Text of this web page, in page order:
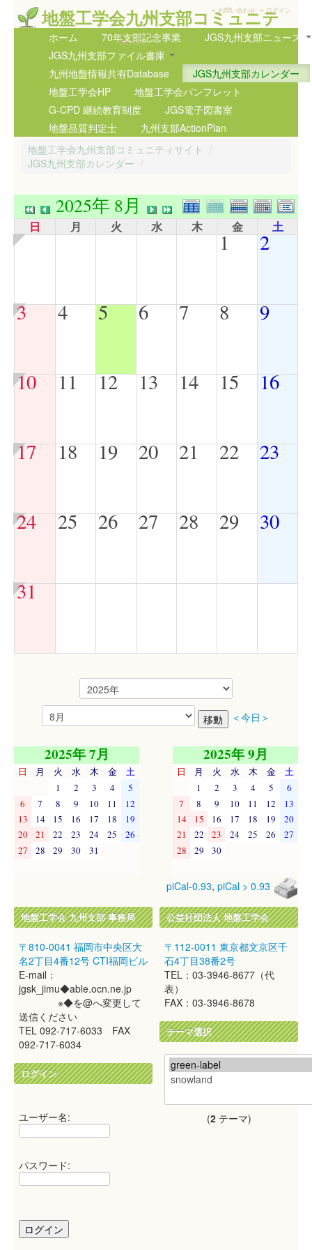
地盤工学会九州支部コミュニテ
ィサイト
5th GIG
» お問い合わせ » ログイン
ホーム 70年支部記念事業
JGS九州支部ニュース
JGS九州支部ファイル書庫
九州地盤情報共有Database
JGS九州支部カレンダー
地盤工学会HP
地盤工学会パンフレット
G-CPD 継続教育制度
JGS電子図書室
地盤品質判定士
九州支部ActionPlan
地盤工学会九州支部コミュニティサイト /
JGS九州支部カレンダー /
2025年 8月
日 月 火 水 木 金 土
1 2
3 4 5 6 7 8 9
10 11 12 13 14 15 16
17 18 19 20 21 22 23
24 25 26 27 28 29 30
31
＜今日＞
2025年 7月
日 月 火 水 木 金
土
1
2 3 4
5
6
7 8 9 10 11
12
13
14 15 16 17 18
19
20
21 22 23 24 25
26
27
28 29 30 31
2025年 9月
日 月 火 水 木 金
土
1
2 3 4 5
6
7
8 9 10 11 12
13
14
15 16 17 18 19
20
21
22 23 24 25 26
27
28
29 30
piCal-0.93, piCal > 0.93
地盤工学会 九州支部 事務局
〒810-0041 福岡市中央区大
名2丁目4番12号 CTI福岡ビル
E-mail：
jgsk_jimu◆able.ocn.ne.jp
※◆を@へ変更して
送信ください
TEL 092-717-6033 FAX
092-717-6034
ログイン
ユーザー名:
パスワード:
公益社団法人 地盤工学会
〒112-0011 東京都文京区千
石4丁目38番2号
TEL：03-3946-8677（代
表）
FAX：03-3946-8678
テーマ選択
(2テーマ)